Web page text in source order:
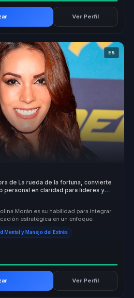
Ver Perfil
ES
de La rueda de la fortuna, convierte
personal en claridad para lideres y
Morán es su habilidad para integrar
estratégica en un enfoque
Mental y Manejo del Estrés
Ver Perfil